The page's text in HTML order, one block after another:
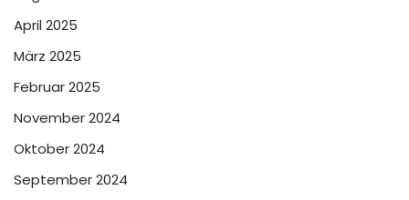
April 2025
März 2025
Februar 2025
November 2024
Oktober 2024
September 2024